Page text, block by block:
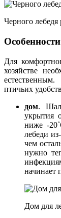
Черного лебедя
Для
хозяйстве
птичьих
дом.
укрытия
ниже -
лебеди
чем
нужно
начинает
Дом для